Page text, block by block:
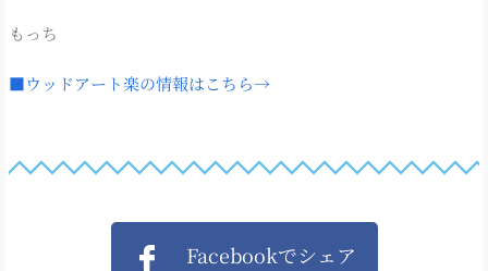
もっち
■ウッドアート楽の情報はこちら→
Facebookでシェア